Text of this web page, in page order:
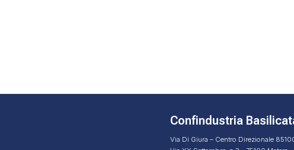
Confindustria
Via Di Giura – Centro Direzionale